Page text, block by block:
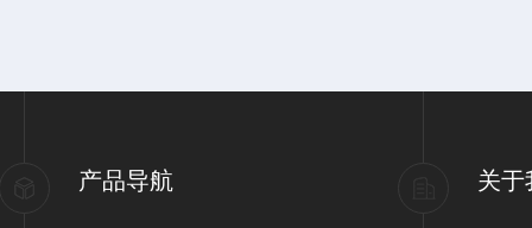
产品导航 关于